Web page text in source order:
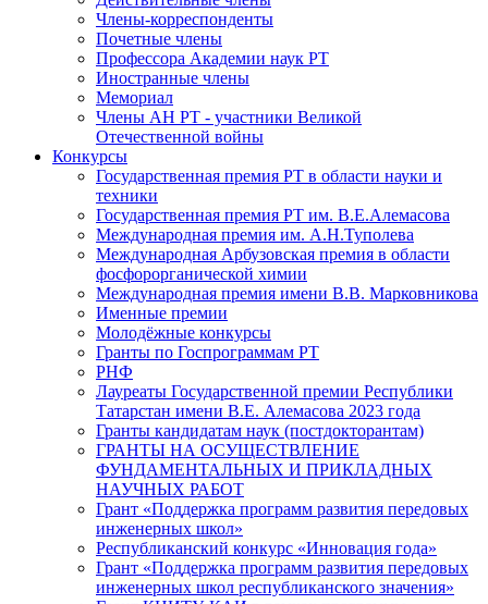
Члены-корреспонденты
Почетные члены
Профессора Академии наук РТ
Иностранные члены
Мемориал
Члены АН РТ - участники Великой
Отечественной войны
Конкурсы
Государственная премия РТ в области науки и
техники
Государственная премия РТ им. В.Е.Алемасова
Международная премия им. А.Н.Туполева
Международная Арбузовская премия в области
фосфорорганической химии
Международная премия имени В.В. Марковникова
Именные премии
Молодёжные конкурсы
Гранты по Госпрограммам РТ
РНФ
Лауреаты Государственной премии Республики
Татарстан имени В.Е. Алемасова 2023 года
Гранты кандидатам наук (постдокторантам)
ГРАНТЫ НА ОСУЩЕСТВЛЕНИЕ
ФУНДАМЕНТАЛЬНЫХ И ПРИКЛАДНЫХ
НАУЧНЫХ РАБОТ
Грант «Поддержка программ развития передовых
инженерных школ»
Республиканский конкурс «Инновация года»
Грант «Поддержка программ развития передовых
инженерных школ республиканского значения»